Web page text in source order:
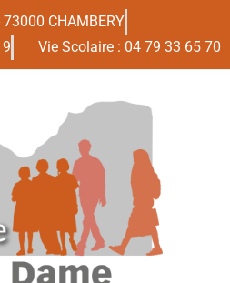
CHAMBERY
Vie Scolaire : 04 79 33 65 70